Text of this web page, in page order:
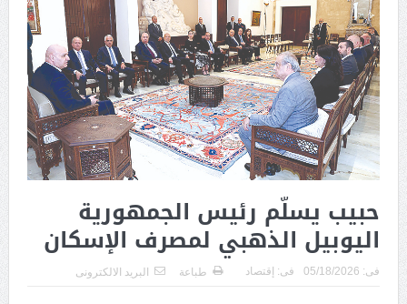
حبيب يسلّم رئيس الجمهورية
اليوبيل الذهبي لمصرف الإسكان
فى: 05/18/2026 فى: إقتصاد طباعة البريد الالكترونى